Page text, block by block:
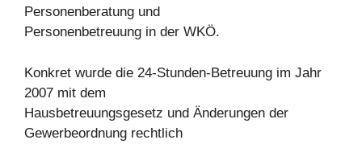
Personenberatung und
Personenbetreuung in der WKÖ.
Konkret wurde die 24-Stunden-Betreuung im Jahr
2007 mit dem
Hausbetreuungsgesetz und Änderungen der
Gewerbeordnung rechtlich